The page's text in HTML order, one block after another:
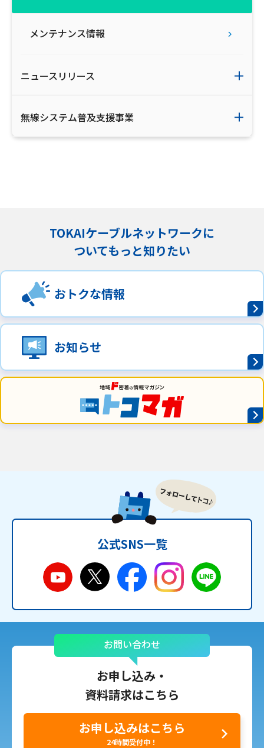
メンテナンス情報
ニュースリリース
無線システム普及支援事業
TOKAIケーブルネットワークに
ついてもっと知りたい
おトクな情報
お知らせ
公式SNS一覧
お問い合わせ
お申し込み・
資料請求はこちら
お申し込みはこちら
24時間受付中！